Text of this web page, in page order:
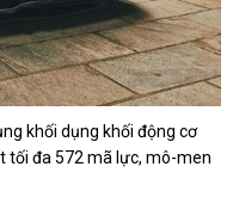
khối dụng khối động cơ
tối đa 572 mã lực, mô-men